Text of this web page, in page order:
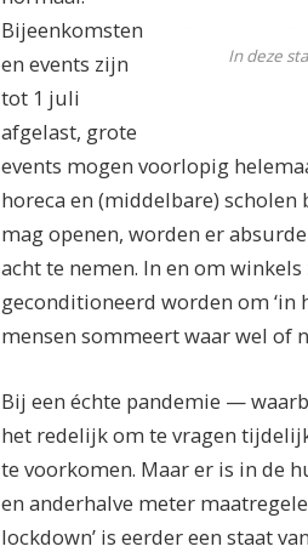
In deze
Bijeenkomsten
en events zijn
tot 1 juli
afgelast, grote
events mogen voorlopig
horeca en (middelbare)
mag openen, worden er
acht te nemen. In en om
geconditioneerd worden om ‘in
mensen sommeert waar wel of
Bij een échte pandemie —
het redelijk om te vragen
te voorkomen. Maar er is in de
en anderhalve meter
lockdown’ is eerder een staat